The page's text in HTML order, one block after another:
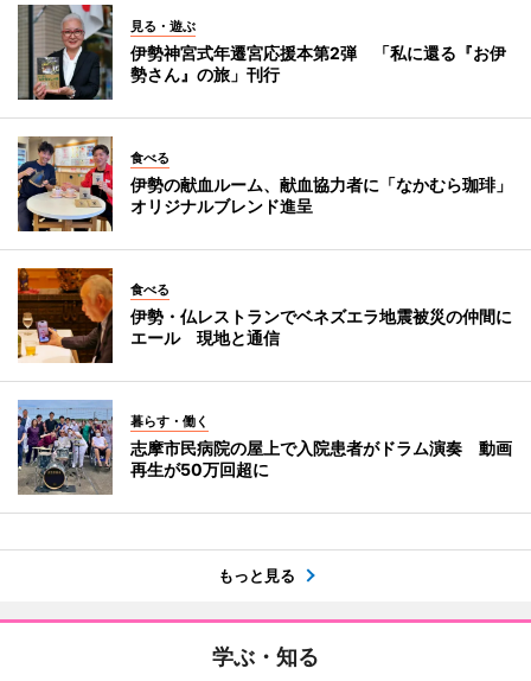
見る・遊ぶ
伊勢神宮式年遷宮応援本第2弾 「私に還る『お伊
勢さん』の旅」刊行
食べる
伊勢の献血ルーム、献血協力者に「なかむら珈琲」
オリジナルブレンド進呈
食べる
伊勢・仏レストランでベネズエラ地震被災の仲間に
エール 現地と通信
暮らす・働く
志摩市民病院の屋上で入院患者がドラム演奏 動画
再生が50万回超に
もっと見る
学ぶ・知る